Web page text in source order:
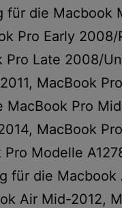
die
Pro Early
Late 2008/
MacBook
Pro
MacBook
Modelle
für die
Air Mid-2012,